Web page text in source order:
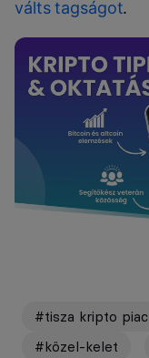
válts tagságot.
#tisza kripto piac
#közel-kelet